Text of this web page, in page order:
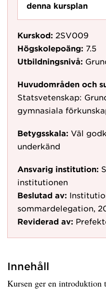
denna kursplan
Kurskod: 2SV009
Högskolepoäng: 7.5
Utbildningsnivå:
Huvudområden och
Statsvetenskap:
gymnasiala
Betygsskala: Väl
underkänd
Ansvarig institution:
institutionen
Beslutad av:
sommardelegation,
Reviderad av:
Innehåll
Kursen ger en